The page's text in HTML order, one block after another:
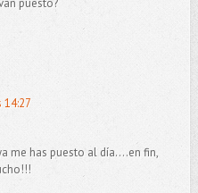
puesto?
me has puesto al día....en fin,